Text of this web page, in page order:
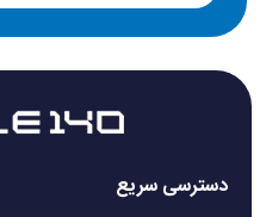
دسترسی سریع